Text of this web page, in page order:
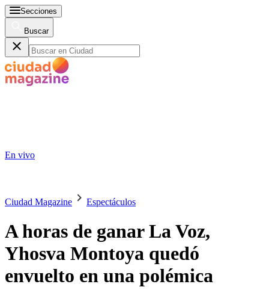
Secciones
Buscar
En vivo
Ciudad Magazine Espectáculos
A horas de ganar La Voz,
Yhosva Montoya quedó
envuelto en una polémica